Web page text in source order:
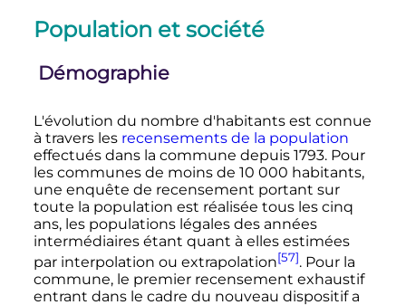
Population et société
Démographie
L'évolution du nombre d'habitants est connue
à travers les recensements de la population
effectués dans la commune depuis 1793. Pour
les communes de moins de 10 000 habitants,
une enquête de recensement portant sur
toute la population est réalisée tous les cinq
ans, les populations légales des années
intermédiaires étant quant à elles estimées
par interpolation ou extrapolation[57]. Pour la
commune, le premier recensement exhaustif
entrant dans le cadre du nouveau dispositif a